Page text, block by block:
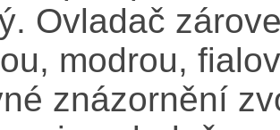
Ovladač
modrou,
znázornění